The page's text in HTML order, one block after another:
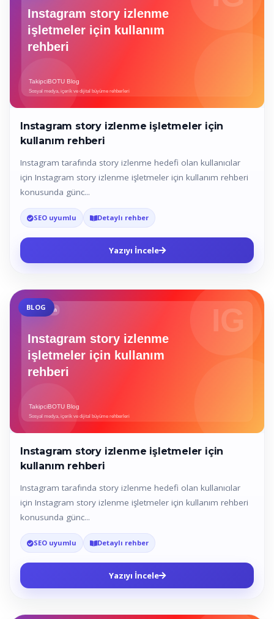
Instagram story izlenme işletmeler için
kullanım rehberi
Instagram tarafında story izlenme hedefi olan kullanıcılar
için Instagram story izlenme işletmeler için kullanım rehberi
konusunda günc...
SEO uyumlu Detaylı rehber
Yazıyı İncele
BLOG
Instagram story izlenme işletmeler için
kullanım rehberi
Instagram tarafında story izlenme hedefi olan kullanıcılar
için Instagram story izlenme işletmeler için kullanım rehberi
konusunda günc...
SEO uyumlu Detaylı rehber
Yazıyı İncele